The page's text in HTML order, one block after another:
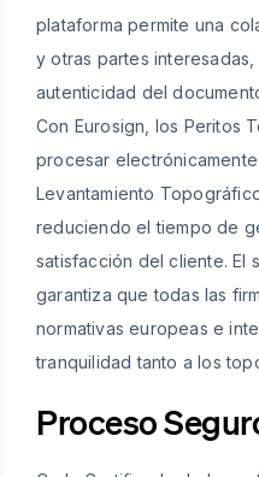
plataforma permite una
y otras partes
autenticidad del
Con Eurosign, los Peritos
procesar
Levantamiento
reduciendo el tiempo de
satisfacción del cliente. El
garantiza que todas las
normativas europeas e
tranquilidad tanto a los
Proceso